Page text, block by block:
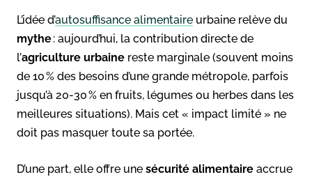
L’idée d’autosuffisance alimentaire urbaine relève du
mythe: aujourd’hui, la contribution directe de
l’agriculture urbaine reste marginale (souvent moins
de 10 % des besoins d’une grande métropole, parfois
jusqu’à 20-30 % en fruits, légumes ou herbes dans les
meilleures situations). Mais cet « impact limité » ne
doit pas masquer toute sa portée.
D’une part, elle offre une sécurité alimentaire accrue